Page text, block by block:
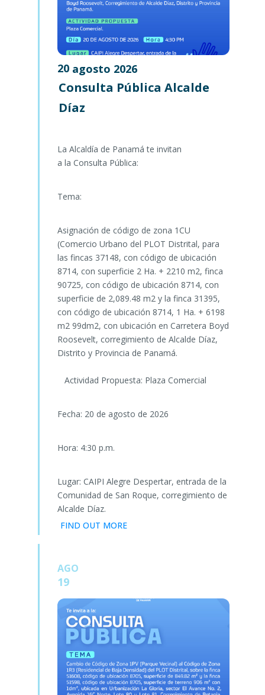
20 agosto 2026
Consulta Pública Alcalde
Díaz
La Alcaldía de Panamá te invitan
a la Consulta Pública:
Tema:
Asignación de código de zona 1CU
(Comercio Urbano del PLOT Distrital, para
las fincas 37148, con código de ubicación
8714, con superficie 2 Ha. + 2210 m2, finca
90725, con código de ubicación 8714, con
superficie de 2,089.48 m2 y la finca 31395,
con código de ubicación 8714, 1 Ha. + 6198
m2 99dm2, con ubicación en Carretera Boyd
Roosevelt, corregimiento de Alcalde Díaz,
Distrito y Provincia de Panamá.
Actividad Propuesta: Plaza Comercial
Fecha: 20 de agosto de 2026
Hora: 4:30 p.m.
Lugar: CAIPI Alegre Despertar, entrada de la
Comunidad de San Roque, corregimiento de
Alcalde Díaz.
FIND OUT MORE
AGO
19